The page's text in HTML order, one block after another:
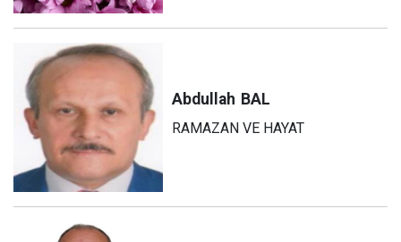
Abdullah BAL
RAMAZAN VE HAYAT